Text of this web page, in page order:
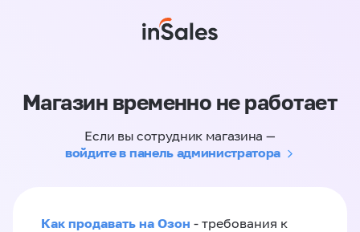
Магазин временно не работает
Если вы сотрудник магазина —
войдите в панель администратора
Как продавать на Озон - требования к